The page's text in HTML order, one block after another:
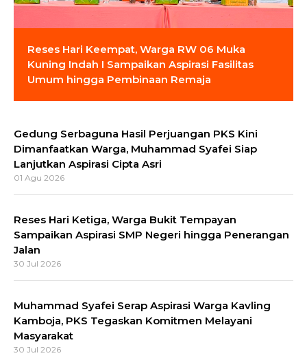
Reses Hari Keempat, Warga RW 06 Muka
Kuning Indah I Sampaikan Aspirasi Fasilitas
Umum hingga Pembinaan Remaja
Gedung Serbaguna Hasil Perjuangan PKS Kini
Dimanfaatkan Warga, Muhammad Syafei Siap
Lanjutkan Aspirasi Cipta Asri
01 Agu 2026
Reses Hari Ketiga, Warga Bukit Tempayan
Sampaikan Aspirasi SMP Negeri hingga Penerangan
Jalan
30 Jul 2026
Muhammad Syafei Serap Aspirasi Warga Kavling
Kamboja, PKS Tegaskan Komitmen Melayani
Masyarakat
30 Jul 2026